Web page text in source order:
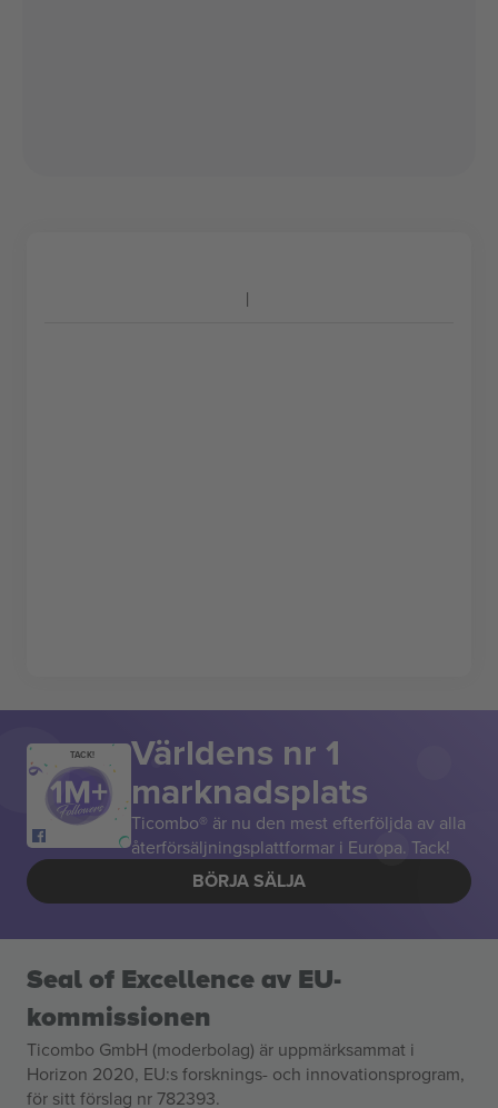
TACK! Världens nr 1
marknadsplats
Ticombo® är nu den mest efterföljda av alla
återförsäljningsplattformar i Europa. Tack!
BÖRJA SÄLJA
Seal of Excellence av EU-
kommissionen
Ticombo GmbH (moderbolag) är uppmärksammat i
Horizon 2020, EU:s forsknings- och innovationsprogram,
för sitt förslag nr 782393.